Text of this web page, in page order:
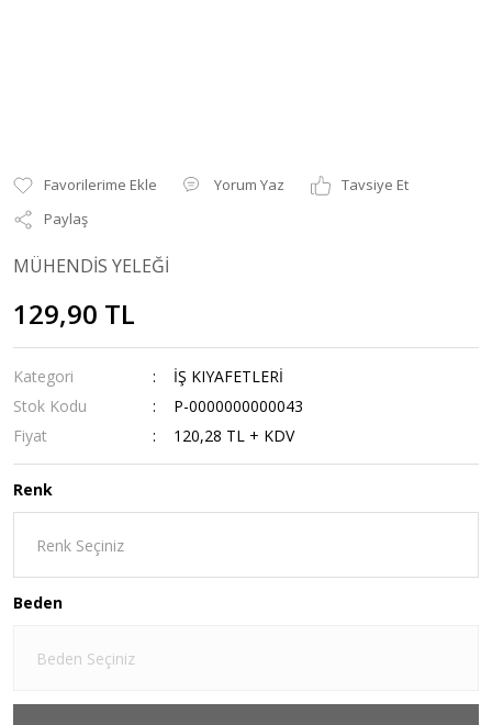
Yorum Yaz
Tavsiye Et
Paylaş
MÜHENDİS YELEĞİ
129,90 TL
Kategori
İŞ KIYAFETLERİ
Stok Kodu
P-0000000000043
Fiyat
120,28 TL + KDV
Renk
Beden